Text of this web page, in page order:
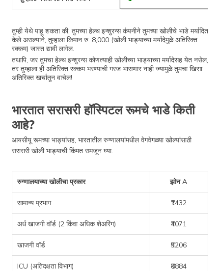
तुम्ही येथे पाहू शकता की, तुमच्या हेल्थ इन्शुरन्स कंपनीने तुमच्या खोलीचे भाडे मर्यादित
केले असल्याने, तुम्हाला किमान रु. 8,000 (खोली भाड्याच्या मर्यादेमुळे अतिरिक्त
रक्कम) जास्त द्यावी लागेल.
तथापि, जर तुमचा हेल्थ इन्शुरन्स कोणत्याही खोलीच्या भाड्याच्या मर्यादेसह येत नसेल,
तर तुम्हाला ही अतिरिक्त रक्कम भरण्याची गरज भासणार नाही ज्यामुळे तुमचा खिसा
अतिरिक्त खर्चातून वाचेल!
भारतात सरासरी हॉस्पिटल रूमचे भाडे किती
आहे?
आयसीयू रूमच्या भाड्यांसह, भारतातील रुग्णालयांमधील वेगवेगळ्या खोल्यांसाठी
सरासरी खोली भाड्याची किंमत समजून घ्या.
रुग्णालयाच्या खोलीचा प्रकार झोन A
सामान्य प्रभाग ₹1432
अर्ध खाजगी वॉर्ड (2 किंवा अधिक शेअरिंग) ₹4071
खाजगी वॉर्ड ₹5206
ICU (अतिदक्षता विभाग) ₹8884